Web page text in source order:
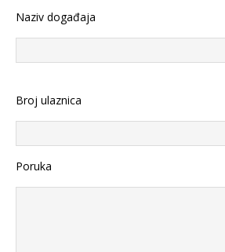
Naziv događaja
Broj ulaznica
Poruka